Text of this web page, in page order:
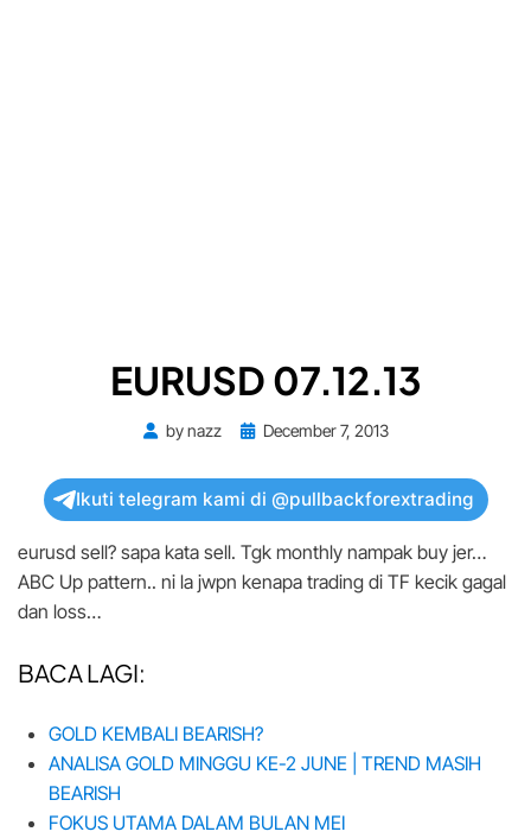
EURUSD 07.12.13
bynazz
PostedDecember 7, 2013
Ikuti telegram kami di @pullbackforextrading
eurusd sell? sapa kata sell. Tgk monthly nampak buy jer…
ABC Up pattern.. ni la jwpn kenapa trading di TF kecik gagal
dan loss…
BACA LAGI:
GOLD KEMBALI BEARISH?
ANALISA GOLD MINGGU KE-2 JUNE | TREND MASIH
BEARISH
FOKUS UTAMA DALAM BULAN MEI